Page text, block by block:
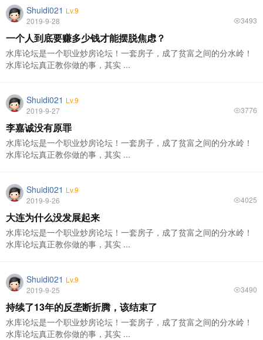
Shuidi021 Lv.9
2019-9-28
3493
一个人到底要赚多少钱才能摆脱焦虑？
水库论坛是一个职业炒房论坛！一套房子，成了贫富之间的分水岭！
水库论坛真正教你做的事，其实 ...
Shuidi021 Lv.9
2019-9-27
3776
李嘉诚没有原罪
水库论坛是一个职业炒房论坛！一套房子，成了贫富之间的分水岭！
水库论坛真正教你做的事，其实 ...
Shuidi021 Lv.9
2019-9-26
4025
大连为什么没发展起来
水库论坛是一个职业炒房论坛！一套房子，成了贫富之间的分水岭！
水库论坛真正教你做的事，其实 ...
Shuidi021 Lv.9
2019-9-25
3490
持续了13年的反垄断折腾，该结束了
水库论坛是一个职业炒房论坛！一套房子，成了贫富之间的分水岭！
水库论坛真正教你做的事，其实 ...